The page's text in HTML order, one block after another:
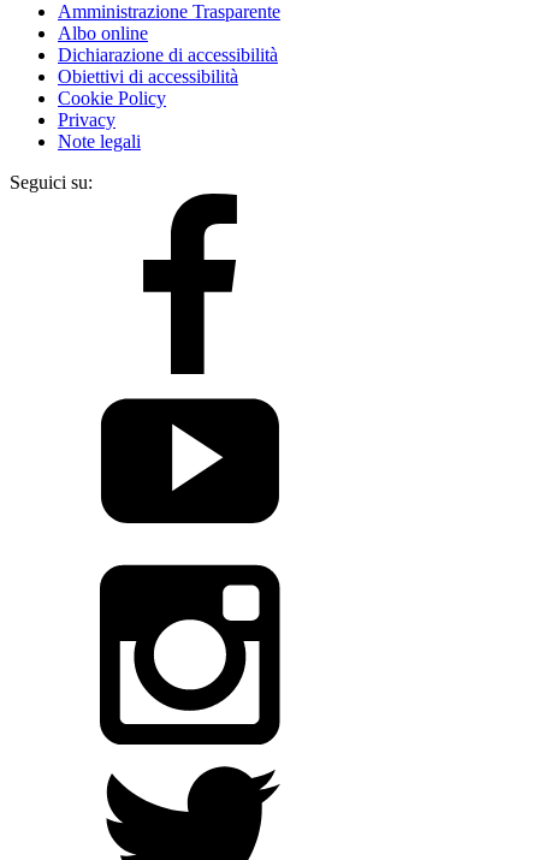
Amministrazione Trasparente
Albo online
Dichiarazione di accessibilità
Obiettivi di accessibilità
Cookie Policy
Privacy
Note legali
Seguici su: